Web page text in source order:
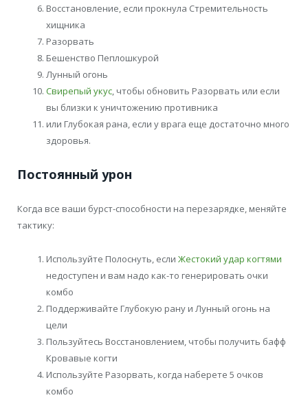
Восстановление, если прокнула Стремительность
хищника
Разорвать
Бешенство Пеплошкурой
Лунный огонь
Свирепый укус, чтобы обновить Разорвать или если
вы близки к уничтожению противника
или Глубокая рана, если у врага еще достаточно много
здоровья.
Постоянный урон
Когда все ваши бурст-способности на перезарядке, меняйте
тактику:
Используйте Полоснуть, если Жестокий удар когтями
недоступен и вам надо как-то генерировать очки
комбо
Поддерживайте Глубокую рану и Лунный огонь на
цели
Пользуйтесь Восстановлением, чтобы получить бафф
Кровавые когти
Используйте Разорвать, когда наберете 5 очков
комбо